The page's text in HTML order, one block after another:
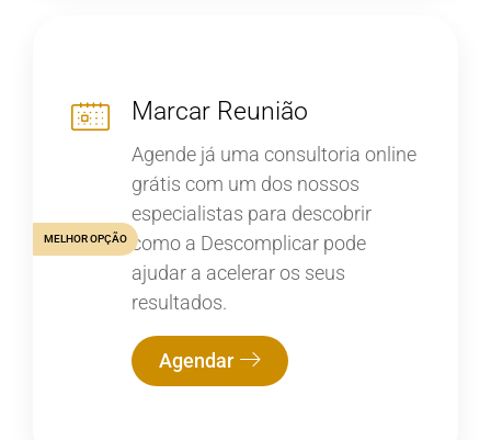
Marcar Reunião
Agende já uma consultoria online
grátis com um dos nossos
especialistas para descobrir
como a Descomplicar pode
ajudar a acelerar os seus
resultados.
Agendar
MELHOR OPÇÃO